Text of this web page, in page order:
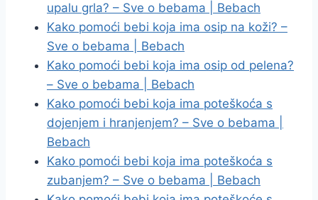
upalu grla? – Sve o bebama | Bebach
Kako pomoći bebi koja ima osip na koži? –
Sve o bebama | Bebach
Kako pomoći bebi koja ima osip od pelena?
– Sve o bebama | Bebach
Kako pomoći bebi koja ima poteškoća s
dojenjem i hranjenjem? – Sve o bebama |
Bebach
Kako pomoći bebi koja ima poteškoća s
zubanjem? – Sve o bebama | Bebach